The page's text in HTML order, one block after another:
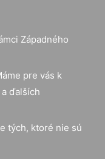
Západného
pre vás k
ďalších
tých, ktoré nie sú